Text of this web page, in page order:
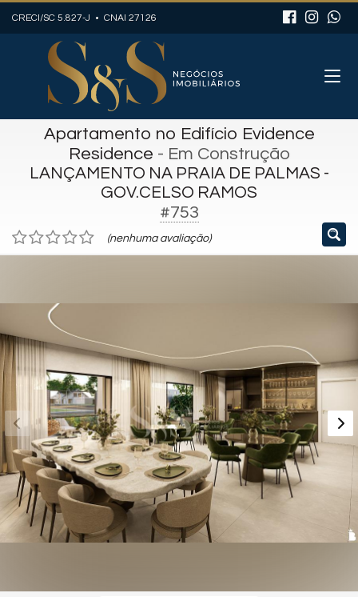
CRECI/SC 5.827-J • CNAI 27126
Apartamento no Edifício Evidence
Residence - Em Construção
LANÇAMENTO NA PRAIA DE PALMAS -
GOV.CELSO RAMOS
#753
(nenhuma avaliação)